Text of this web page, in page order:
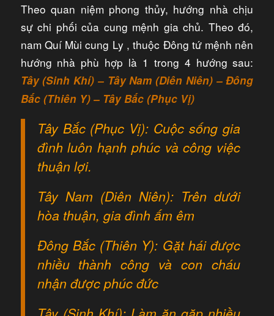
Theo quan niệm phong thủy, hướng nhà chịu
sự chi phối của cung mệnh gia chủ. Theo đó,
nam Quí Mùi cung Ly , thuộc Đông tứ mệnh nên
hướng nhà phù hợp là 1 trong 4 hướng sau:
Tây (Sinh Khí) – Tây Nam (Diên Niên) – Đông
Bắc (Thiên Y) – Tây Bắc (Phục Vị)
Tây Bắc (Phục Vị): Cuộc sống gia
đình luôn hạnh phúc và công việc
thuận lợi.
Tây Nam (Diên Niên): Trên dưới
hòa thuận, gia đình ấm êm
Đông Bắc (Thiên Y): Gặt hái được
nhiều thành công và con cháu
nhận được phúc đức